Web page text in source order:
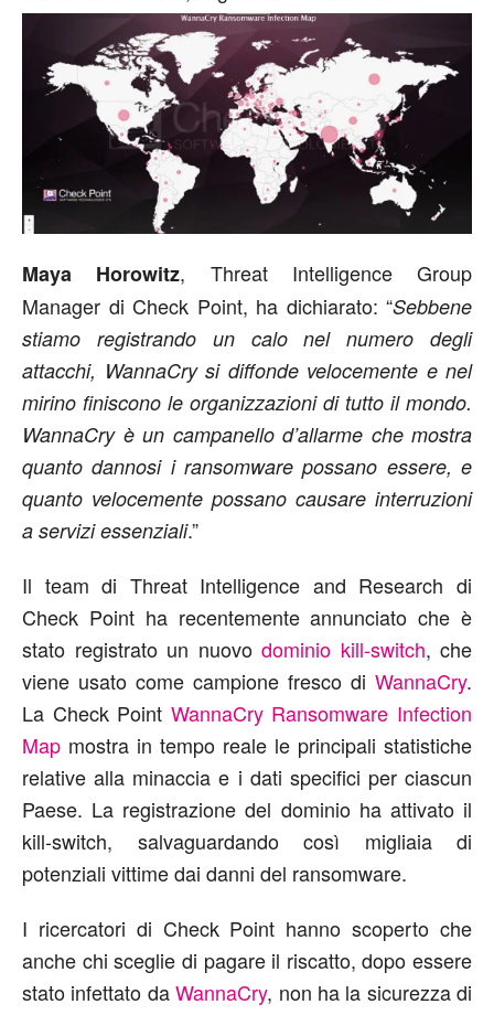
Maya Horowitz, Threat Intelligence Group
Manager di Check Point, ha dichiarato: “Sebbene
stiamo registrando un calo nel numero degli
attacchi, WannaCry si diffonde velocemente e nel
mirino finiscono le organizzazioni di tutto il mondo.
WannaCry è un campanello d’allarme che mostra
quanto dannosi i ransomware possano essere, e
quanto velocemente possano causare interruzioni
a servizi essenziali.”
Il team di Threat Intelligence and Research di
Check Point ha recentemente annunciato che è
stato registrato un nuovo dominio kill-switch, che
viene usato come campione fresco di WannaCry.
La Check Point WannaCry Ransomware Infection
Map mostra in tempo reale le principali statistiche
relative alla minaccia e i dati specifici per ciascun
Paese. La registrazione del dominio ha attivato il
kill-switch, salvaguardando così migliaia di
potenziali vittime dai danni del ransomware.
I ricercatori di Check Point hanno scoperto che
anche chi sceglie di pagare il riscatto, dopo essere
stato infettato daWannaCry, non ha la sicurezza di